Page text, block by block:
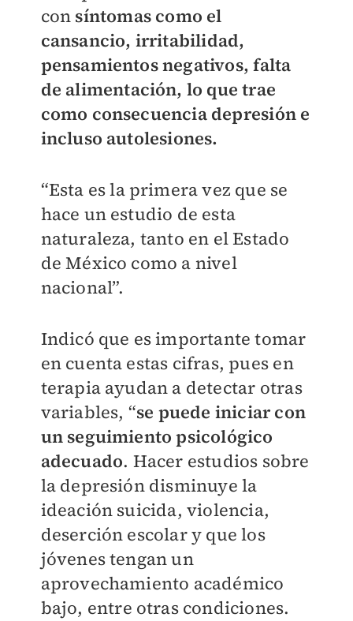
con síntomas como el
cansancio, irritabilidad,
pensamientos negativos, falta
de alimentación, lo que trae
como consecuencia depresión e
incluso autolesiones.
“Esta es la primera vez que se
hace un estudio de esta
naturaleza, tanto en el Estado
de México como a nivel
nacional”.
Indicó que es importante tomar
en cuenta estas cifras, pues en
terapia ayudan a detectar otras
variables, “se puede iniciar con
un seguimiento psicológico
adecuado. Hacer estudios sobre
la depresión disminuye la
ideación suicida, violencia,
deserción escolar y que los
jóvenes tengan un
aprovechamiento académico
bajo, entre otras condiciones.